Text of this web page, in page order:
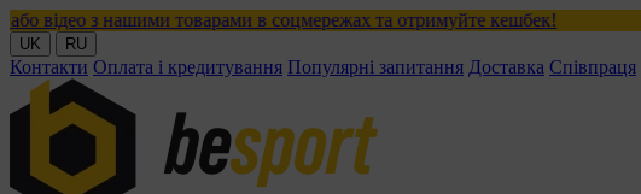
нашими товарами в соцмережах та отримуйте кешбек!
UK RU
Контакти Оплата і кредитування Популярні запитання Доставка Співпраця